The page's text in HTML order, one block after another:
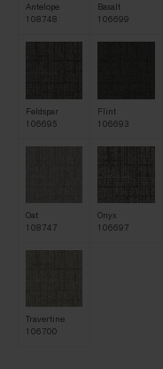
Antelope
108748
Basalt
106699
Feldspar
106695
Flint
106693
Oat
108747
Onyx
106697
Travertine
106700